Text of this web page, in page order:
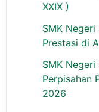
XXIX )
SMK
Prestasi di
SMK
Perpisahan
2026